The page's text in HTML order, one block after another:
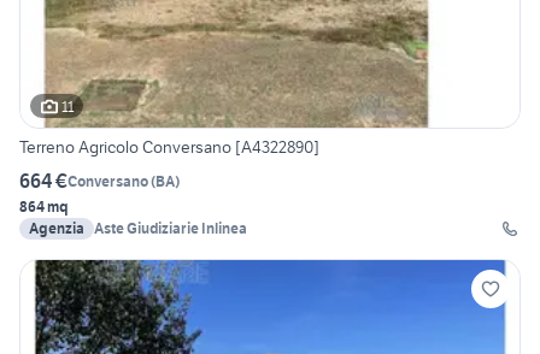
11
Terreno Agricolo Conversano [A4322890]
664 €Conversano(BA)
864 mq
Agenzia Aste Giudiziarie Inlinea